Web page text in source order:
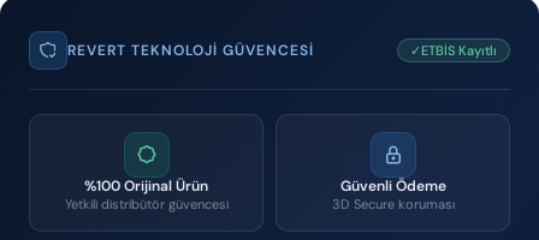
REVERT TEKNOLOJI GÜVENCESI ✓ETBİS Kayıtlı
%100 Orijinal Ürün
Yetkili distribütör güvencesi
Güvenli Ödeme
3D Secure koruması